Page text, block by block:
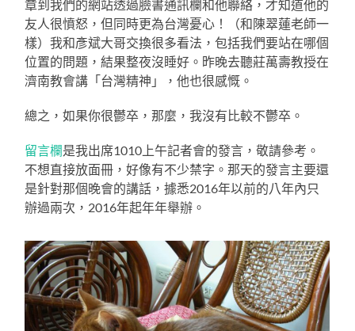
章到我們的網站透過臉書通訊欄和他聯絡，才知道他的
友人很憤怒，但同時更為台灣憂心！（和陳翠蓮老師一
樣）我和彥斌大哥交換很多看法，包括我們要站在哪個
位置的問題，結果整夜沒睡好。昨晚去聽莊萬壽教授在
濟南教會講「台灣精神」，他也很感慨。
總之，如果你很鬱卒，那麼，我沒有比較不鬱卒。
留言欄是我出席1010上午記者會的發言，敬請參考。
不想直接放面冊，好像有不少禁字。那天的發言主要還
是針對那個晚會的講話，據悉2016年以前的八年內只
辦過兩次，2016年起年年舉辦。